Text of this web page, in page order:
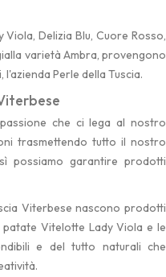
Delizia Blu, Cuore Rosso,
varietà Ambra, provengono
Perle della Tuscia.
che ci lega al nostro
trasmettendo tutto il nostro
possiamo garantire prodotti
Viterbese nascono prodotti
Vitelotte Lady Viola e le
e del tutto naturali che